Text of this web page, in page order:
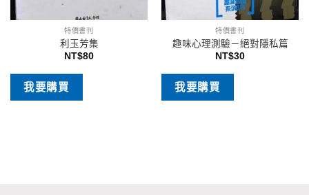
特價書刊
利玉芳集
NT$80
我要購買
特價書刊
趣味心理測驗－絕對隱私篇
NT$30
我要購買